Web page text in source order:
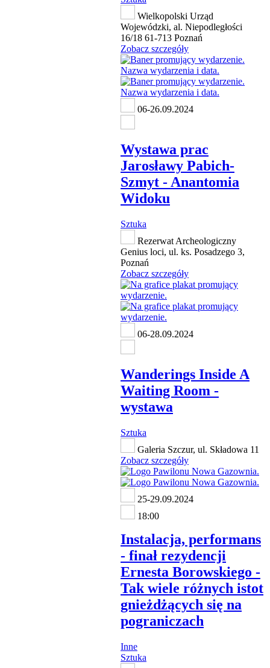
Wielkopolski Urząd
Wojewódzki, al. Niepodległości
16/18 61-713 Poznań
Zobacz szczegóły
06-26.09.2024
Wystawa prac
Jarosławy Pabich-
Szmyt - Anantomia
Widoku
Sztuka
Rezerwat Archeologiczny
Genius loci, ul. ks. Posadzego 3,
Poznań
Zobacz szczegóły
06-28.09.2024
Wanderings Inside A
Waiting Room -
wystawa
Sztuka
Galeria Szczur, ul. Składowa 11
Zobacz szczegóły
25-29.09.2024
18:00
Instalacja, performans
- finał rezydencji
Ernesta Borowskiego -
Tak wiele różnych istot
gnieżdżących się na
pograniczach
Inne
Sztuka